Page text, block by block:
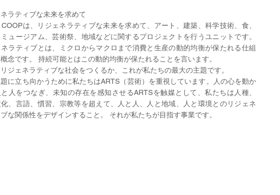
ラティブな未来を求めて
COOPは、リジェネラティブな未来を求めて、アート、建築、科学技術、食、
ュージアム、芸術祭、地域などに関するプロジェクトを行うユニットです。
ネラティブとは、ミクロからマクロまで消費と生産の動的均衡が保たれる仕組
念です。 持続可能とはこの動的均衡が保たれることを言います。
ジェネラティブな社会をつくるか、これが私たちの最大の主題です。
に立ち向かうために私たちはARTS（芸術）を重視しています。人の心を動か
と人をつなぎ、未知の存在を感知させるARTSを触媒として、私たちは人種、
化、言語、慣習、宗教等を超えて、人と人、人と地域、人と環境とのリジェネ
な関係性をデザインすること。 それが私たちが目指す事業です。